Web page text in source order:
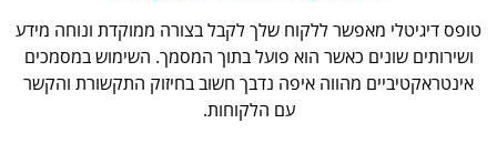
טופס דיגיטלי מאפשר ללקוח שלך לקבל בצורה ממוקדת ונוחה מידע
ושירותים שונים כאשר הוא פועל בתוך המסמך. השימוש במסמכים
אינטראקטיביים מהווה איפה נדבך חשוב בחיזוק התקשורת והקשר
עם הלקוחות.